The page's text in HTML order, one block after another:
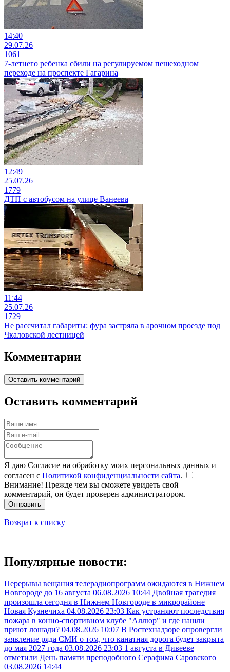
14:40
29.07.26
1061
7-летнего ребенка сбили на регулируемом пешеходном
переходе на проспекте Гагарина
12:49
25.07.26
1779
ДТП с автобусом на улице Ванеева
11:44
25.07.26
1729
Не рассчитал габариты: фура застряла в арочном проезде под
Чкаловской лестницей
Комментарии
Оставить комментарий
Оставить комментарий
Я даю Согласие на обработку моих персональных данных и
согласен с Политикой конфиденциальности сайта.
Внимание! Прежде чем вы сможете увидеть свой
комментарий, он будет проверен администратором.
Отправить
Возврат к списку
Популярные новости:
Перерывы вещания телерадиопрограмм ожидаются в Нижнем
Новгороде до 16 августа 06.08.2026 10:44 Двойная трагедия
произошла сегодня в Нижнем Новгороде в микрорайоне
Новая Кузнечиха 04.08.2026 23:03 Как устраняют последствия
пожара в конно-спортивном клубе "Аллюр" и где нашли
приют лошади? 04.08.2026 10:07 В Ростехнадзоре опровергли
заявление ряда СМИ о том, что канатная дорога будет закрыта
до мая 2027 года 03.08.2026 23:03 1 августа в Дивееве
отметили День памяти преподобного Серафима Саровского
03.08.2026 14:44